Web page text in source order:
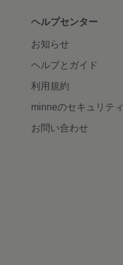
ヘルプセンター
お知らせ
ヘルプとガイド
利用規約
minneのセキュリティ
お問い合わせ